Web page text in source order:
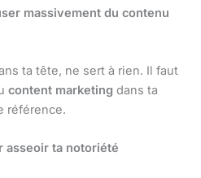
massivement du contenu
ta tête, ne sert à rien. Il faut
content marketing dans ta
référence.
asseoir ta notoriété